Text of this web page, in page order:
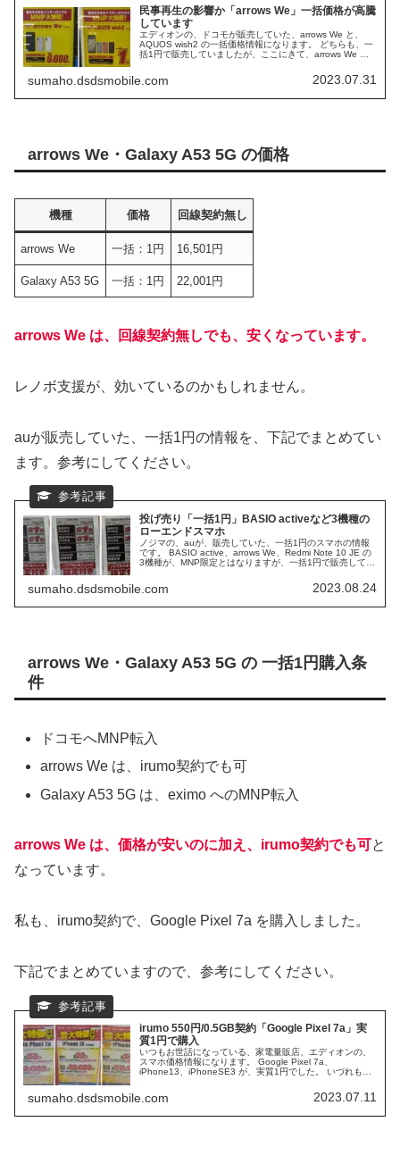
民事再生の影響か「arrows We」一括価格が高騰
しています
エディオンの、ドコモが販売していた、arrows We と、
AQUOS wish2 の一括価格情報になります。 どちらも、一
括1円で販売していましたが、ここにきて、arrows We の
sumaho.dsdsmobile.com 2023.07.31
arrows We・Galaxy A53 5G の価格
機種 価格 回線契約無し
arrows We 一括：1円 16,501円
Galaxy A53 5G 一括：1円 22,001円
arrows We は、回線契約無しでも、安くなっています。
レノボ支援が、効いているのかもしれません。
auが販売していた、一括1円の情報を、下記でまとめてい
ます。参考にしてください。
投げ売り「一括1円」BASIO activeなど3機種の
ローエンドスマホ
ノジマの、auが、販売していた、一括1円のスマホの情報
です。 BASIO active、arrows We、Redmi Note 10 JE の
3機種が、MNP限定とはなりますが、一括1円で販売してい
sumaho.dsdsmobile.com 2023.08.24
arrows We・Galaxy A53 5G の 一括1円購入条
件
ドコモへMNP転入
arrows We は、irumo契約でも可
Galaxy A53 5G は、eximo へのMNP転入
arrows We は、価格が安いのに加え、irumo契約でも可と
なっています。
私も、irumo契約で、Google Pixel 7a を購入しました。
下記でまとめていますので、参考にしてください。
irumo 550円/0.5GB契約「Google Pixel 7a」実
質1円で購入
いつもお世話になっている、家電量販店、エディオンの、
スマホ価格情報になります。 Google Pixel 7a、
iPhone13、iPhoneSE3 が、実質1円でした。 いづれも、
sumaho.dsdsmobile.com 2023.07.11